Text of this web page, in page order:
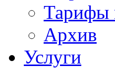
Тарифы
Архив
Услуги